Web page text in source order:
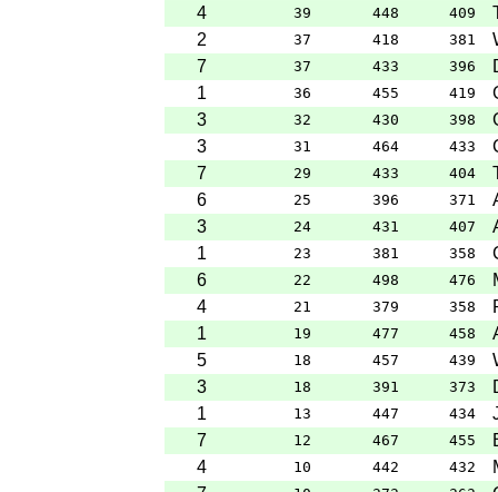
4
39 448 409
2
37 418 381
7
37 433 396
1
36 455 419
3
32 430 398
3
31 464 433
7
29 433 404
6
25 396 371
3
24 431 407
1
23 381 358
6
22 498 476
4
21 379 358
1
19 477 458
5
18 457 439
3
18 391 373
1
13 447 434
7
12 467 455
4
10 442 432